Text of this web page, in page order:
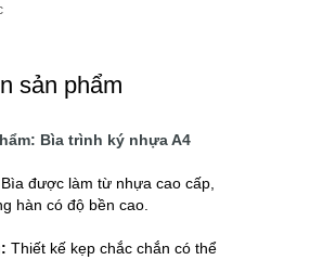
sản phẩm
Bìa trình ký nhựa A4
Bìa được làm từ nhựa cao cấp,
hàn có độ bền cao.
Thiết kế kẹp chắc chắn có thể